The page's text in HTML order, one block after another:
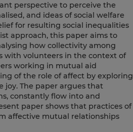
perspective to perceive the
and ideas of social welfare
for resulting social inequalities
approach, this paper aims to
how collectivity among
with volunteers in the context of
working in mutual aid
of the role of affect by exploring
joy. The paper argues that
constantly flow into and
paper shows that practices of
affective mutual relationships